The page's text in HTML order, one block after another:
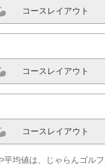
コースレイアウト
コースレイアウト
コースレイアウト
平均値は、じゃらんゴル